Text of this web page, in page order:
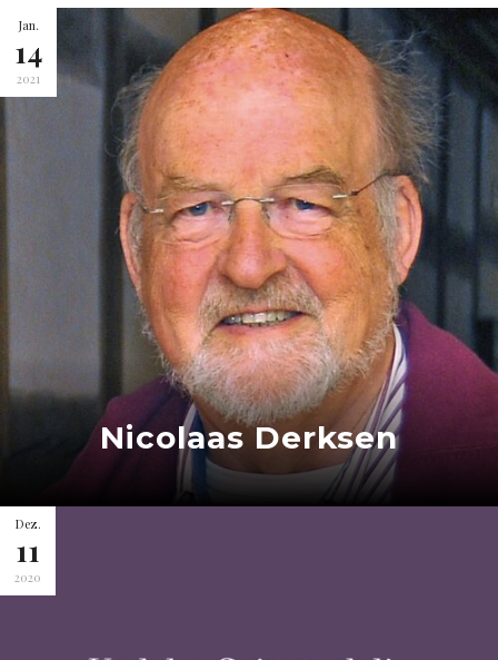
Jan.
14
2021
Nicolaas Derksen
Dez.
11
2020